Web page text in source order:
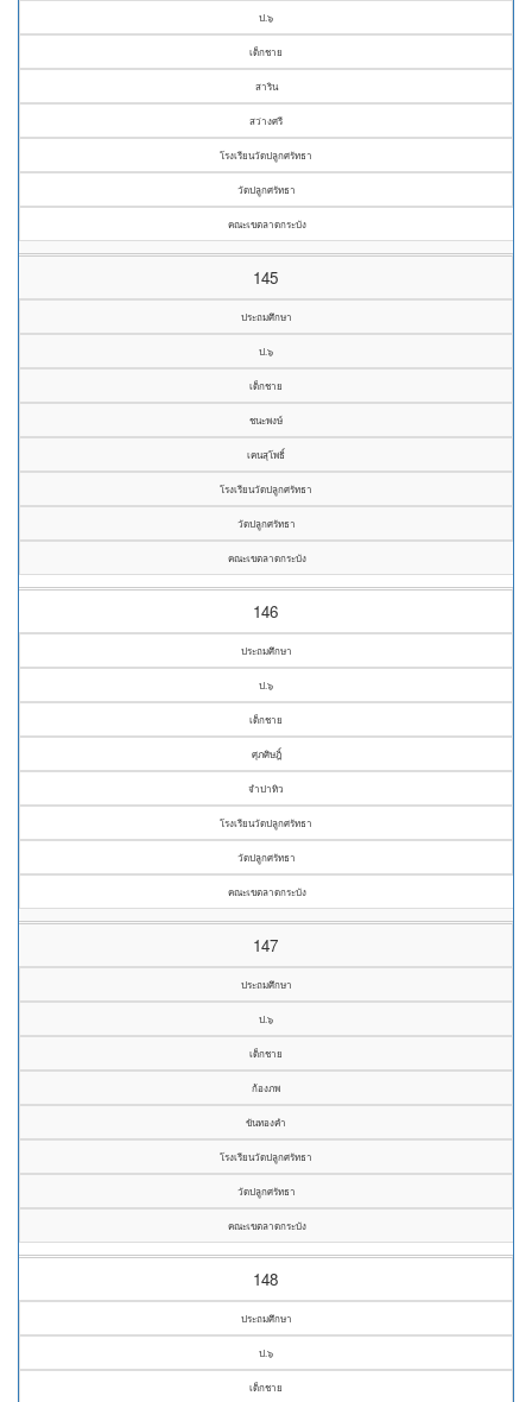
ป.๖
เด็กชาย
สาริน
สว่างศรี
โรงเรียนวัดปลูกศรัทธา
วัดปลูกศรัทธา
คณะเขตลาดกระบัง
145
ประถมศึกษา
ป.๖
เด็กชาย
ชนะพงษ์
เคนสุโพธิ์
โรงเรียนวัดปลูกศรัทธา
วัดปลูกศรัทธา
คณะเขตลาดกระบัง
146
ประถมศึกษา
ป.๖
เด็กชาย
ศุภศิษฎิ์
จำปาทิว
โรงเรียนวัดปลูกศรัทธา
วัดปลูกศรัทธา
คณะเขตลาดกระบัง
147
ประถมศึกษา
ป.๖
เด็กชาย
ก้องภพ
ขันทองคำ
โรงเรียนวัดปลูกศรัทธา
วัดปลูกศรัทธา
คณะเขตลาดกระบัง
148
ประถมศึกษา
ป.๖
เด็กชาย